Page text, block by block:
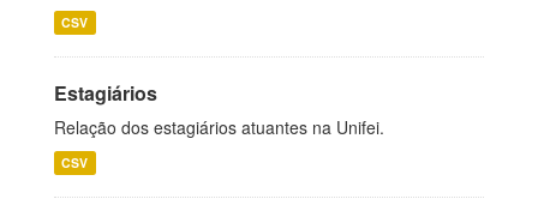
CSV
Estagiários
Relação dos estagiários atuantes na Unifei.
CSV